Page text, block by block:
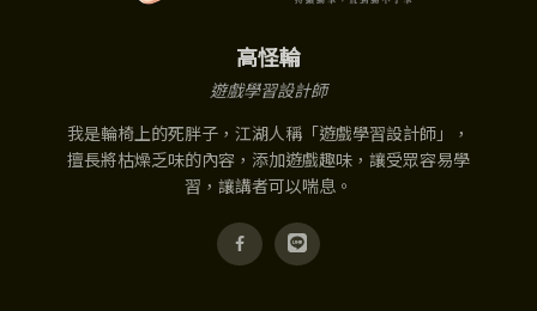
高怪輪
遊戲學習設計師
我是輪椅上的死胖子，江湖人稱「遊戲學習設計師」，
擅長將枯燥乏味的內容，添加遊戲趣味，讓受眾容易學
習，讓講者可以喘息。